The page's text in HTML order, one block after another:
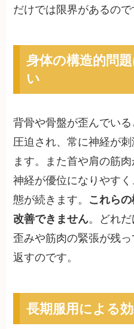
だけでは限界があるので
身体の構造的問
い
背骨や骨盤が歪んでい
圧迫され、常に神経が
ます。また首や肩の筋
神経が優位になりやす
態が続きます。 これら
改善できません。どれ
歪みや筋肉の緊張が残
返すのです。
長期服用による